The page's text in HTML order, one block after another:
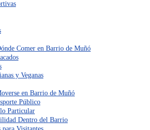
Comer en Barrio de Muñó
y Veganas
en Barrio de Muñó
Público
Particular
Dentro del Barrio